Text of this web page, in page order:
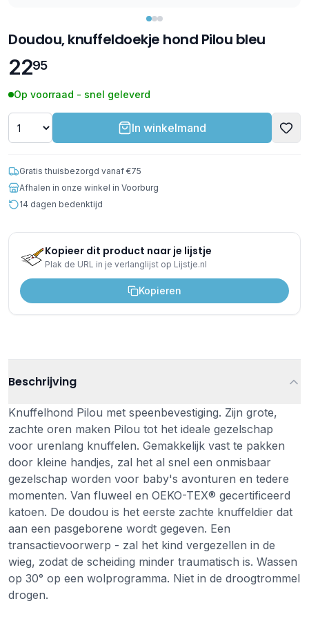
Doudou, knuffeldoekje hond Pilou bleu
2295
Op voorraad - snel geleverd
In winkelmand
Gratis thuisbezorgd vanaf €75
Afhalen in onze winkel in Voorburg
14 dagen bedenktijd
Kopieer dit product naar je lijstje
Plak de URL in je verlanglijst op Lijstje.nl
Kopieren
Beschrijving
Knuffelhond Pilou met speenbevestiging. Zijn grote,
zachte oren maken Pilou tot het ideale gezelschap
voor urenlang knuffelen. Gemakkelijk vast te pakken
door kleine handjes, zal het al snel een onmisbaar
gezelschap worden voor baby's avonturen en tedere
momenten. Van fluweel en OEKO-TEX® gecertificeerd
katoen. De doudou is het eerste zachte knuffeldier dat
aan een pasgeborene wordt gegeven. Een
transactievoorwerp - zal het kind vergezellen in de
wieg, zodat de scheiding minder traumatisch is. Wassen
op 30° op een wolprogramma. Niet in de droogtrommel
drogen.